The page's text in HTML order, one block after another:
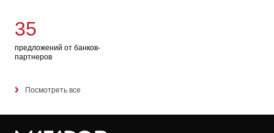
35
предложений от банков-
партнеров
Посмотреть все